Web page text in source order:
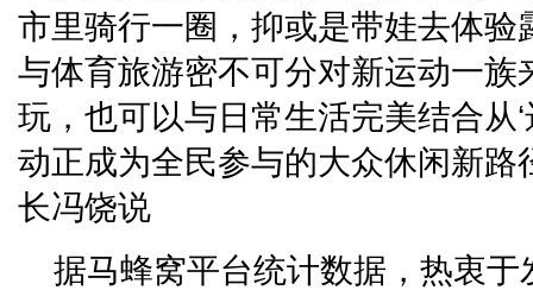
市里骑行一圈，抑或是带娃去体验
与体育旅游密不可分对新运动一族
玩，也可以与日常生活完美结合从‘
动正成为全民参与的大众休闲新路
长冯饶说
据马蜂窝平台统计数据，热衷